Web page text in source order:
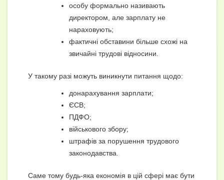
особу формально називають
директором, але зарплату не
нараховують;
фактичні обставини більше схожі на
звичайні трудові відносини.
У такому разі можуть виникнути питання щодо:
донарахування зарплати;
ЄСВ;
ПДФО;
військового збору;
штрафів за порушення трудового
законодавства.
Саме тому будь-яка економія в цій сфері має бути